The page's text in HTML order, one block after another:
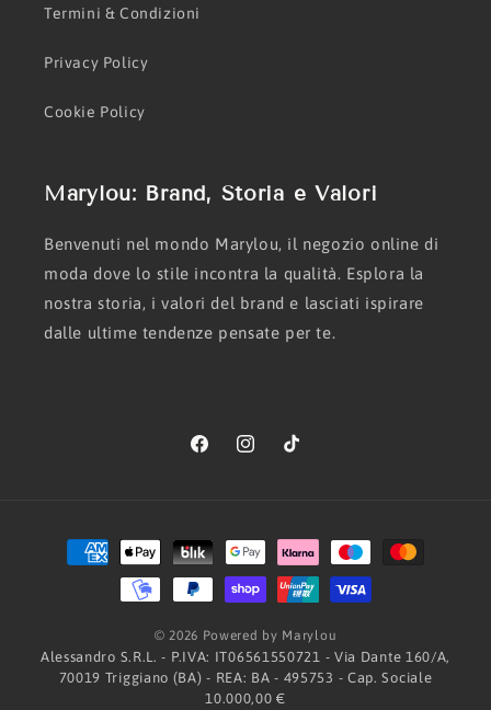
Termini & Condizioni
Privacy Policy
Cookie Policy
Marylou: Brand, Storia e Valori
Benvenuti nel mondo Marylou, il negozio online di
moda dove lo stile incontra la qualità. Esplora la
nostra storia, i valori del brand e lasciati ispirare
dalle ultime tendenze pensate per te.
FacebookInstagramTikTok
Metodi
di
pagamento
© 2026 Powered by Marylou
Alessandro S.R.L. - P.IVA: IT06561550721 - Via Dante 160/A,
70019 Triggiano (BA) - REA: BA - 495753 - Cap. Sociale
10.000,00 €